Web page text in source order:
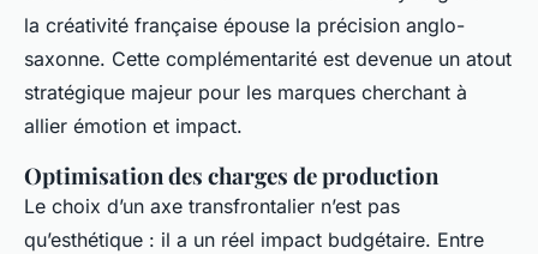
la créativité française épouse la précision anglo-
saxonne. Cette complémentarité est devenue un atout
stratégique majeur pour les marques cherchant à
allier émotion et impact.
Optimisation des charges de production
Le choix d’un axe transfrontalier n’est pas
qu’esthétique : il a un réel impact budgétaire. Entre